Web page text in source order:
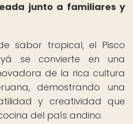
junto a familiares y
sabor tropical, el Pisco
se convierte en una
de la rica cultura
demostrando una
y creatividad que
del país andino.